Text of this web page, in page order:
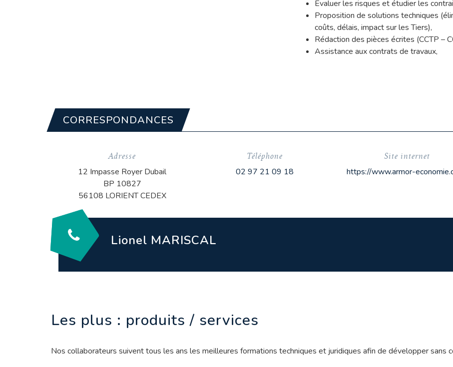
Evaluer les risques et étudier les
Proposition de solutions techniques
coûts, délais, impact sur les Tiers),
Rédaction des pièces écrites (CCTP –
Assistance aux contrats de travaux,
CORRESPONDANCES
Adresse
12 Impasse Royer Dubail
BP 10827
56108 LORIENT CEDEX
Téléphone
02 97 21 09 18
Site internet
https://www.armor-
Lionel MARISCAL
Les plus : produits / services
Nos collaborateurs suivent tous les ans les meilleures formations techniques et juridiques afin de développer sans